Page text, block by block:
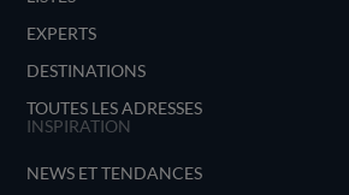
EXPERTS
DESTINATIONS
TOUTES LES ADRESSES
INSPIRATION
NEWS ET TENDANCES